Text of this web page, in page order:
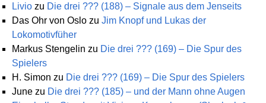
Livio zu Die drei ??? (188) – Signale aus dem Jenseits
Das Ohr von Oslo zu Jim Knopf und Lukas der
Lokomotivfüher
Markus Stengelin zu Die drei ??? (169) – Die Spur des
Spielers
H. Simon zu Die drei ??? (169) – Die Spur des Spielers
June zu Die drei ??? (185) – und der Mann ohne Augen